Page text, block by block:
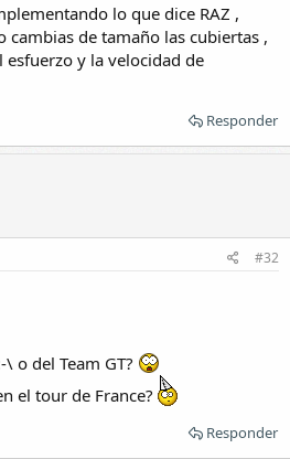
lo que dice RAZ ,
de tamaño las cubiertas ,
y la velocidad de
Responder
#32
\ o del Team GT?
el tour de France?
Responder